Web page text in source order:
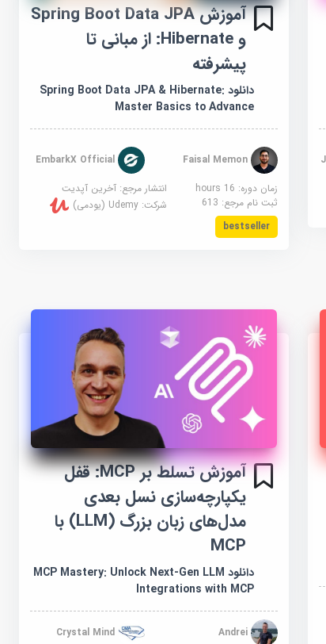
آموزش Spring Boot Data JPA
و Hibernate: از مبانی تا
پیشرفته
دانلود Spring Boot Data JPA & Hibernate:
Master Basics to Advance
Faisal Memon
EmbarkX Official
زمان دوره: 16 hours
انتشار مرجع:آخرین آپدیت
ثبت نام مرجع: 613 شرکت:Udemy (یودمی)
bestseller
آموزش تسلط بر MCP: قفل
یکپارچه‌سازی نسل بعدی
مدل‌های زبان بزرگ (LLM) با
MCP
دانلود MCP Mastery: Unlock Next-Gen LLM
Integrations with MCP
Andrei
Crystal Mind